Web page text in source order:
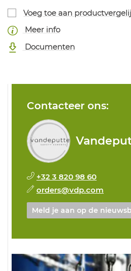
Voeg toe aan
Meer info
Documenten
Contacteer ons:
+32 3 820 98 60
orders@vdp.com
Meld je aan op de